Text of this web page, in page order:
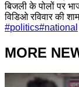
बिजली के पोलों पर
विडिओ रविवार की
#politics#national
MORE